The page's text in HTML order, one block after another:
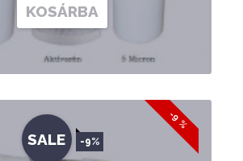
KOSÁRBA
-9 %
SALE -9%